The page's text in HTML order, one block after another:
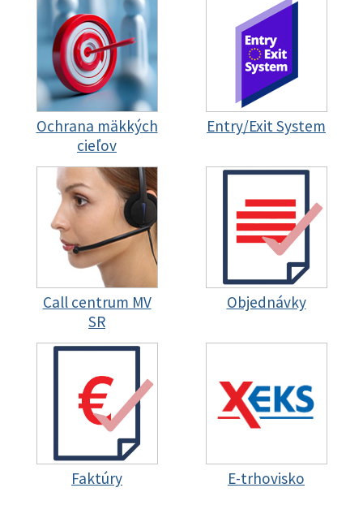
Ochrana mäkkých
cieľov
Entry/Exit System
Call centrum MV
SR
Objednávky
Faktúry E-trhovisko